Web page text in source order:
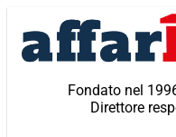
contenuto
Fondato nel
Direttore